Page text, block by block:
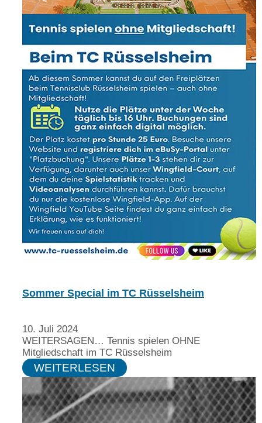
Sommer Special im TC Rüsselsheim
10. Juli 2024
WEITERSAGEN… Tennis spielen OHNE
Mitgliedschaft im TC Rüsselsheim
WEITERLESEN